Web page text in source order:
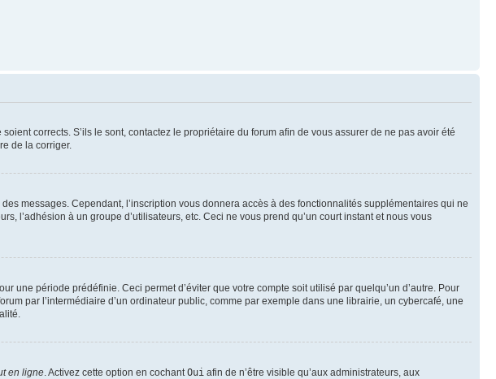
corrects. S’ils le sont, contactez le propriétaire du forum afin de vous assurer de ne pas avoir été
de la corriger.
messages. Cependant, l’inscription vous donnera accès à des fonctionnalités supplémentaires qui ne
l’adhésion à un groupe d’utilisateurs, etc. Ceci ne vous prend qu’un court instant et nous vous
une période prédéfinie. Ceci permet d’éviter que votre compte soit utilisé par quelqu’un d’autre. Pour
par l’intermédiaire d’un ordinateur public, comme par exemple dans une librairie, un cybercafé, une
en ligne. Activez cette option en cochantOui afin de n’être visible qu’aux administrateurs, aux